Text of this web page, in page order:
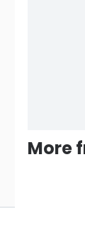
More